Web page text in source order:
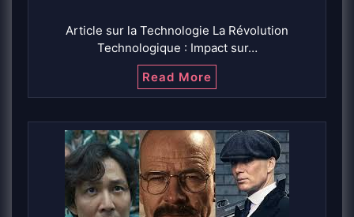
Article sur la Technologie La Révolution
Technologique : Impact sur…
Read More